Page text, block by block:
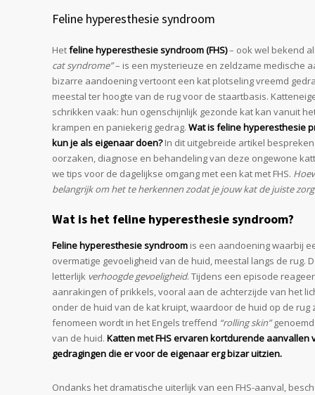
Feline hyperesthesie syndroom
Hetfeline hyperesthesie syndroom (FHS)– ook wel bekend
cat syndrome”– is een mysterieuze en zeldzame medische
bizarre aandoening vertoont een kat plotseling vreemd
meestal ter hoogte van de rug voor de staartbasis.
schrikken vaak: hun ogenschijnlijk gezonde kat kan vanuit
krampen en paniekerig gedrag. Wat is feline hyperesthesie
kun je als eigenaar doen?In dit uitgebreide artikel
oorzaken, diagnose en behandeling van deze ongewone
we tips voor de dagelijkse omgang met een kat met FHS.
belangrijk om het te herkennen zodat je jouw kat de juiste
Wat is het feline hyperesthesie syndroom?
Feline hyperesthesie syndroom is een aandoening waarbij
overmatige gevoeligheid van de huid, meestal langs de rug.
letterlijk verhoogde gevoeligheid. Tijdens een episode
aanrakingen of prikkels, vooral aan de achterzijde van het
onder de huid van de kat kruipt, waardoor de huid op de rug
fenomeen wordt in het Engels treffend “rolling skin”
van de huid. Katten met FHS ervaren kortdurende
gedragingen die er voor de eigenaar erg bizar uitzien.
Ondanks het dramatische uiterlijk van een FHS-aanval,